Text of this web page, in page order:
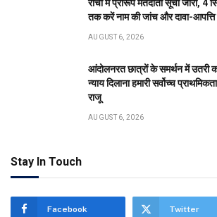
रांची में प्रारूप मतदाता सूची जारी, 4
तक करें नाम की जांच और दावा-आपत्ति
AUGUST 6, 2026
आंदोलनरत छात्रों के समर्थन में उतरी
न्याय दिलाना हमारी सर्वोच्च
राजू
AUGUST 6, 2026
Stay In Touch
Facebook Twitter